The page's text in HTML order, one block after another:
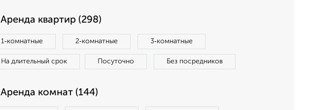
Аренда квартир (298)
1‑комнатные 2‑комнатные 3‑комнатные
На длительный срок Посуточно Без посредников
Аренда комнат (144)